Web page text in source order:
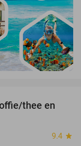
61%
thee en
9.4 star